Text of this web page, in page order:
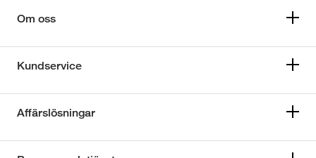
Om oss
Kundservice
Affärslösningar